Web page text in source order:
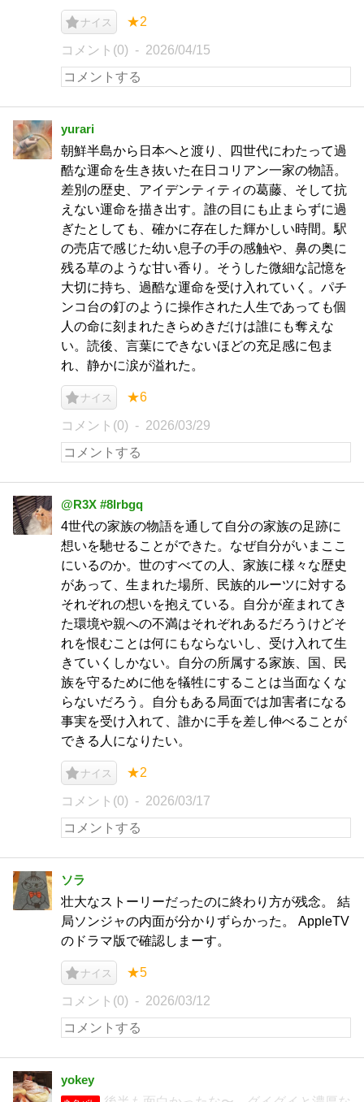
ナイス ★2
コメント(0) 2026/04/15
yurari
朝鮮半島から日本へと渡り、四世代にわたって過
酷な運命を生き抜いた在日コリアン一家の物語。
差別の歴史、アイデンティティの葛藤、そして抗
えない運命を描き出す。 ​誰の目にも止まらずに過
ぎたとしても、確かに存在した輝かしい時間。駅
の売店で感じた幼い息子の手の感触や、鼻の奥に
残る草のような甘い香り。そうした微細な記憶を
大切に持ち、過酷な運命を受け入れていく。パチ
ンコ台の釘のように操作された人生であっても個
人の命に刻まれたきらめきだけは誰にも奪えな
い。 ​読後、言葉にできないほどの充足感に包ま
れ、静かに涙が溢れた。
ナイス ★6
コメント(0) 2026/03/29
@R3X #8lrbgq
4世代の家族の物語を通して自分の家族の足跡に
想いを馳せることができた。なぜ自分がいまここ
にいるのか。世のすべての人、家族に様々な歴史
があって、生まれた場所、民族的ルーツに対する
それぞれの想いを抱えている。自分が産まれてき
た環境や親への不満はそれぞれあるだろうけどそ
れを恨むことは何にもならないし、受け入れて生
きていくしかない。自分の所属する家族、国、民
族を守るために他を犠牲にすることは当面なくな
らないだろう。自分もある局面では加害者になる
事実を受け入れて、誰かに手を差し伸べることが
できる人になりたい。
ナイス ★2
コメント(0) 2026/03/17
ソラ
壮大なストーリーだったのに終わり方が残念。 結
局ソンジャの内面が分かりずらかった。 AppleTV
のドラマ版で確認しまーす。
ナイス ★5
コメント(0) 2026/03/12
yokey